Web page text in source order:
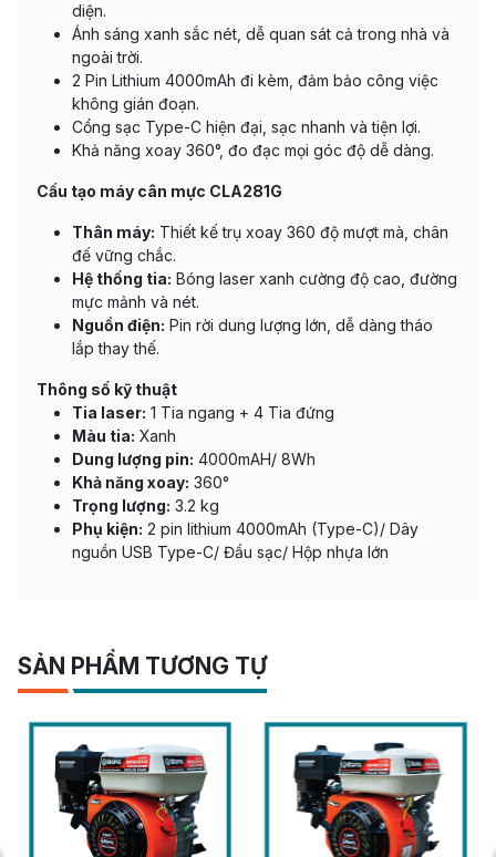
diện.
Ánh sáng xanh sắc nét, dễ quan sát cả trong nhà và
ngoài trời.
2 Pin Lithium 4000mAh đi kèm, đảm bảo công việc
không gián đoạn.
Cổng sạc Type-C hiện đại, sạc nhanh và tiện lợi.
Khả năng xoay 360°, đo đạc mọi góc độ dễ dàng.
Cấu tạo máy cân mực CLA281G
Thân máy: Thiết kế trụ xoay 360 độ mượt mà, chân
đế vững chắc.
Hệ thống tia: Bóng laser xanh cường độ cao, đường
mực mảnh và nét.
Nguồn điện: Pin rời dung lượng lớn, dễ dàng tháo
lắp thay thế.
Thông số kỹ thuật
Tia laser: 1 Tia ngang + 4 Tia đứng
Màu tia: Xanh
Dung lượng pin: 4000mAH/ 8Wh
Khả năng xoay: 360°
Trọng lượng: 3.2 kg
Phụ kiện: 2 pin lithium 4000mAh (Type-C)/ Dây
nguồn USB Type-C/ Đầu sạc/ Hộp nhựa lớn
SẢN PHẨM TƯƠNG TỰ